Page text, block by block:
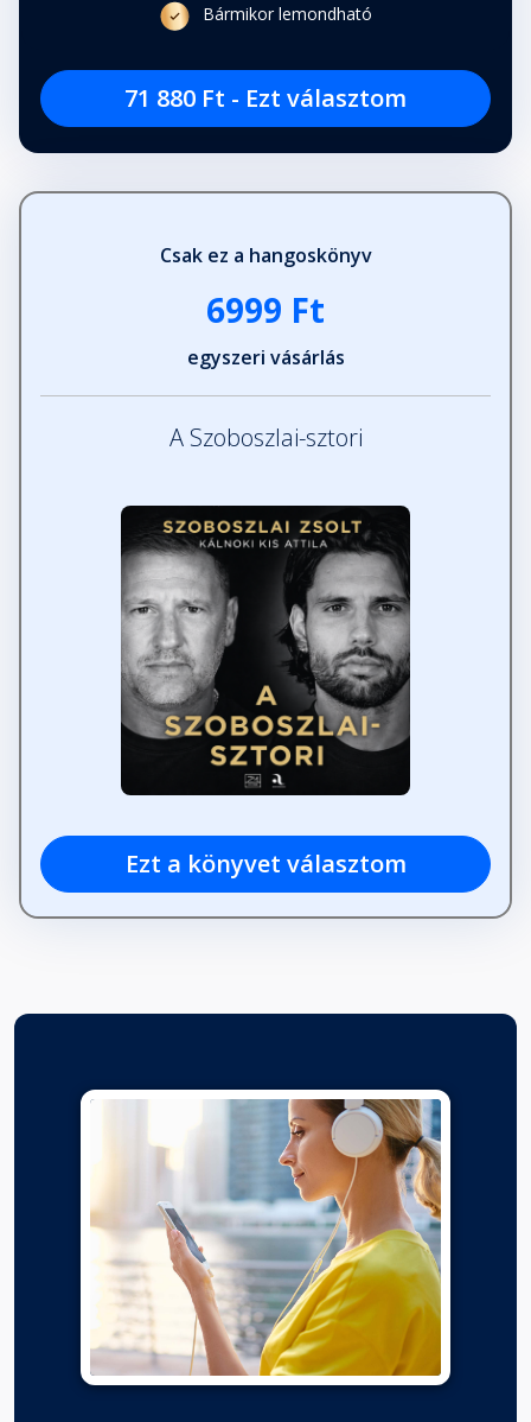
Bármikor lemondható
71 880 Ft - Ezt választom
Csak ez a hangoskönyv
6999 Ft
egyszeri vásárlás
A Szoboszlai-sztori
Ezt a könyvet választom